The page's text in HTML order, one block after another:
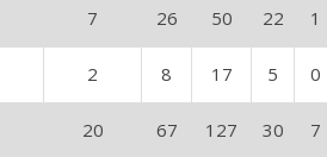
7 26 50 22 1
2 8 17 5 0
20 67 127 30 7